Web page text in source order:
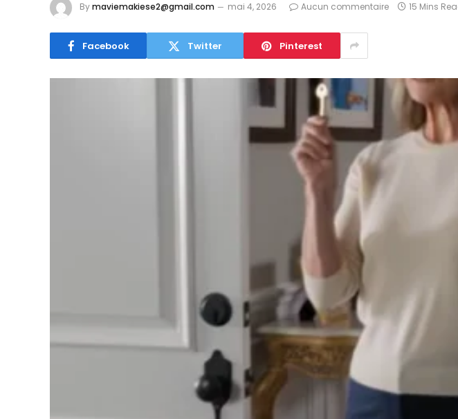
Bymaviemakiese2@gmail.com mai 4, 2026 Aucun commentaire 15 Mins
Facebook Twitter Pinterest